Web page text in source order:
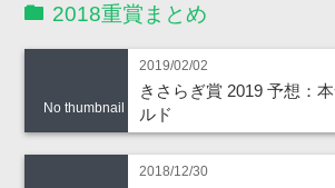
2018重賞まとめ
No thumbnail
2019/02/02
きさらぎ賞 2019 予想：
ルド
2018/12/30